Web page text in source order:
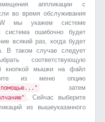
аппликации с
во время обслуживания
мы укажем системе
система ошибочно будет
всякий раз, когда будет
В таком случае следует
соответствующую
кнопкой мышки на файл
из меню опцию
затем
. Сейчас выберите
из вышеуказанного